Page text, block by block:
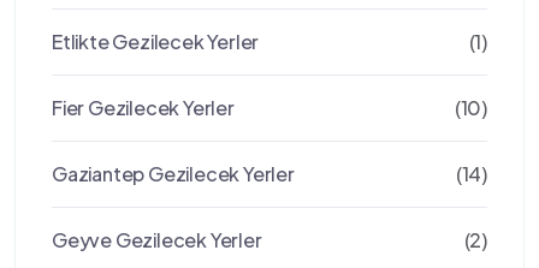
Etlikte Gezilecek Yerler (1)
Fier Gezilecek Yerler (10)
Gaziantep Gezilecek Yerler (14)
Geyve Gezilecek Yerler (2)